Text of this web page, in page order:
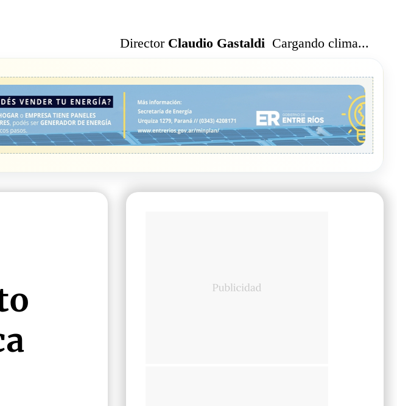
Director Claudio Gastaldi Cargando clima...